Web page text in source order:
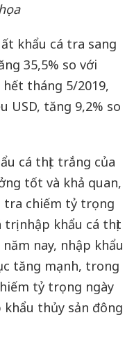
khẩu cá tra sang
35,5% so với
tháng 5/2019,
USD, tăng 9,2% so
cá thịt trắng của
tốt và khả quan,
tra chiếm tỷ trọng
nhập khẩu cá thịt
nay, nhập khẩu
tăng mạnh, trong
tỷ trọng ngày
thủy sản đông